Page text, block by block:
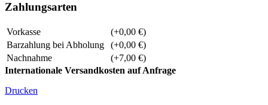
Zahlungsarten
Vorkasse
(+0,00 €)
Barzahlung bei Abholung
(+0,00 €)
Nachnahme
(+7,00 €)
Internationale Versandkosten auf Anfrage
Drucken